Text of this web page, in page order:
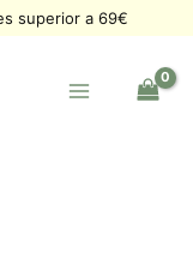
superior a 69€